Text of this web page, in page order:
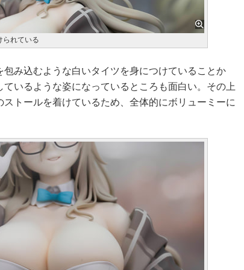
られている
み込むような白いタイツを身につけていることか
ているような姿になっているところも面白い。その上
トールを着けているため、全体的にボリューミーに